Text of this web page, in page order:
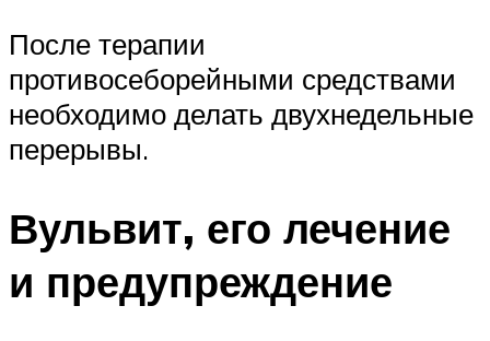
После терапии
противосеборейными средствами
необходимо делать двухнедельные
перерывы.
Вульвит, его лечение
и предупреждение